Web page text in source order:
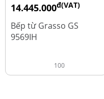
14.445.000đ(VAT)
19.260.000
Bếp từ Grasso GS
9569IH
100